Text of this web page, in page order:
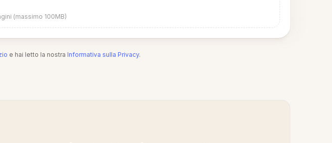
(massimo 100MB)
e hai letto la nostra Informativa sulla Privacy.